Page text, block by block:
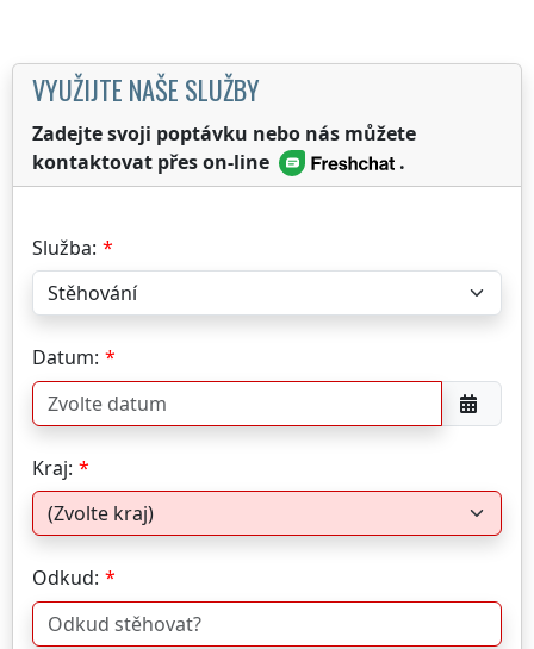
VYUŽIJTE NAŠE SLUŽBY
Zadejte svoji poptávku nebo nás můžete
kontaktovat přes on-line
.
Služba:
Datum:
Kraj:
Odkud: